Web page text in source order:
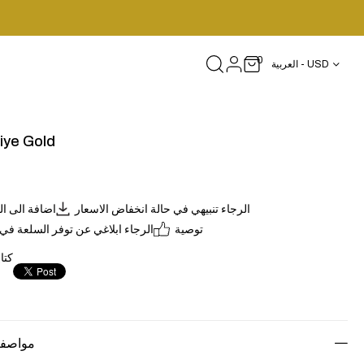
0 العربية - USD
Gold
اضافة الى
الرجاء تنبيهي في حالة انخفاض الاسعار
الرجاء ابلاغي عن توفر السلعة
توصية